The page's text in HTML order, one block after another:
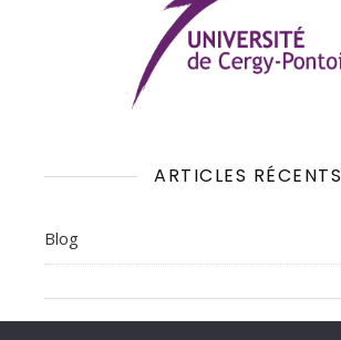
ARTICLES RÉCENTS
Blog